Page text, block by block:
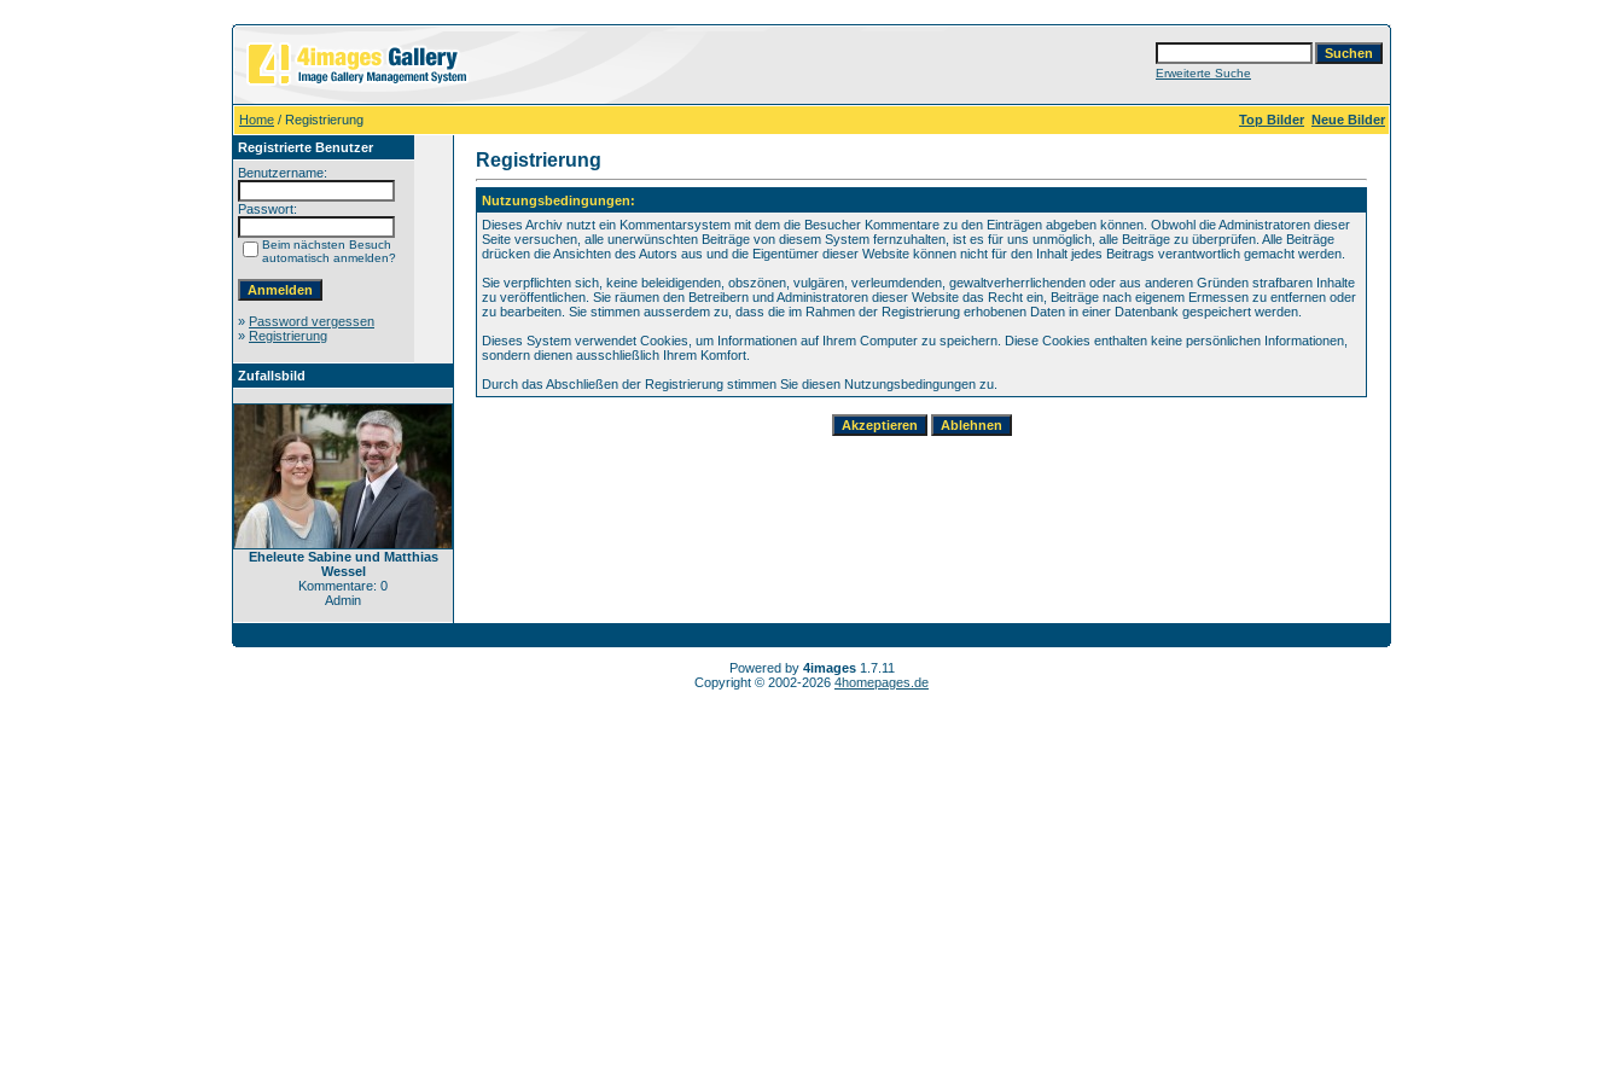
Erweiterte Suche
Home / Registrierung Top Bilder Neue Bilder
Registrierte Benutzer
Benutzername:
Passwort:
Beim nächsten Besuch
automatisch anmelden?
» Password vergessen
» Registrierung
Zufallsbild
Eheleute Sabine und Matthias
Wessel
Kommentare: 0
Admin
Registrierung
Nutzungsbedingungen:
Dieses Archiv nutzt ein Kommentarsystem mit dem die Besucher Kommentare zu den Einträgen abgeben können. Obwohl die Administratoren dieser
Seite versuchen, alle unerwünschten Beiträge von diesem System fernzuhalten, ist es für uns unmöglich, alle Beiträge zu überprüfen. Alle Beiträge
drücken die Ansichten des Autors aus und die Eigentümer dieser Website können nicht für den Inhalt jedes Beitrags verantwortlich gemacht werden.
Sie verpflichten sich, keine beleidigenden, obszönen, vulgären, verleumdenden, gewaltverherrlichenden oder aus anderen Gründen strafbaren Inhalte
zu veröffentlichen. Sie räumen den Betreibern und Administratoren dieser Website das Recht ein, Beiträge nach eigenem Ermessen zu entfernen oder
zu bearbeiten. Sie stimmen ausserdem zu, dass die im Rahmen der Registrierung erhobenen Daten in einer Datenbank gespeichert werden.
Dieses System verwendet Cookies, um Informationen auf Ihrem Computer zu speichern. Diese Cookies enthalten keine persönlichen Informationen,
sondern dienen ausschließlich Ihrem Komfort.
Durch das Abschließen der Registrierung stimmen Sie diesen Nutzungsbedingungen zu.
Powered by 4images1.7.11
Copyright © 2002-2026 4homepages.de